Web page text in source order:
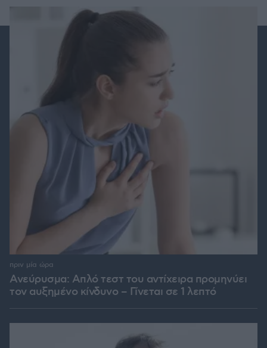
Ανεύρυσμα: Απλό τεστ του αντίχειρα προμηνύει
τον αυξημένο κίνδυνο – Γίνεται σε 1 λεπτό
πριν μία ώρα